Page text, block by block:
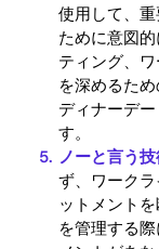
使用して、
ために意図
ティング、
を深めるた
ディナーデ
す。
ノーと言う
ず、ワーク
ットメント
を管理する